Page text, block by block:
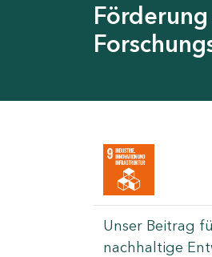
Unser Beitrag
nachhaltige